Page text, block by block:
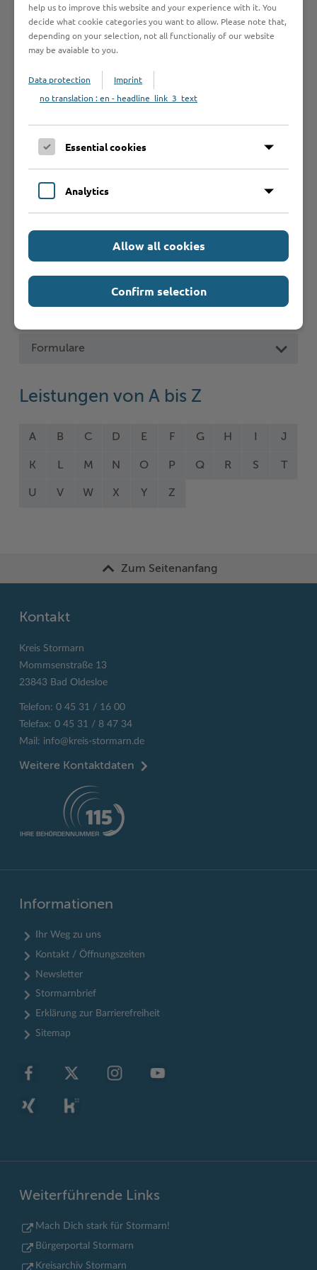
ihrer Vorkämpferinnen wieder an.
1975 wird der 8. März offiziell von
der UNO als internationaler
Schnelleinstieg
Seite auswählen
Online-Services
Formulare
Leistungen von A bis Z
A B C D E F G H J
K L M N O P Q R S T
U V W X Y Z
Zum Seitenanfang
Kontakt
Kreis Stormarn
Mommsenstraße 13
23843 Bad Oldesloe
Telefon: 0 45 31 / 16 00
Telefax: 0 45 31 / 8 47 34
Mail: info@kreis-stormarn.de
Weitere Kontaktdaten
Informationen
Ihr Weg zu uns
Kontakt / Öffnungszeiten
Newsletter
Stormarnbrief
Erklärung zur Barrierefreiheit
Sitemap
Weiterführende Links
Mach Dich stark für Stormarn!
Bürgerportal Stormarn
Kreisarchiv Stormarn
help us to improve this website and your experience with it. You
decide what cookie categories you want to allow. Please note that,
depending on your selection, not all functionaliy of our website
may be avaiable to you.
Data protection
Imprint
no translation : en - headline_link_3_text
Essential cookies
Analytics
Allow all cookies
Confirm selection